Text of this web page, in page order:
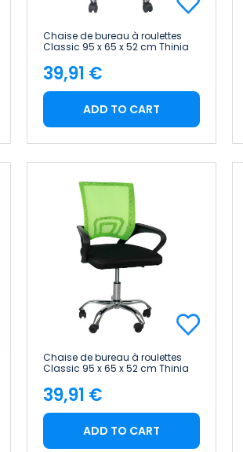
Chaise de bureau à roulettes
Classic 95 x 65 x 52 cm Thinia
Price
39,91 €
ADD TO CART
Chaise de bureau à roulettes
Classic 95 x 65 x 52 cm Thinia
Price
39,91 €
ADD TO CART